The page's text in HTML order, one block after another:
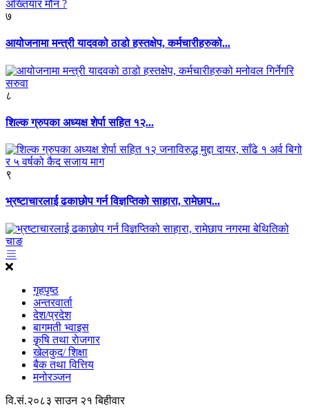
७
आयोजनामा मन्त्री यादवको ठाडो हस्तक्षेप, कर्मचारीहरुको...
८
शिल्क ग्रुपका अध्यक्ष शेर्पा सहित १२...
९
भ्रष्टाचारलाई ढकाछोप गर्न विज्ञप्तिको साहारा, रामेछाप...
गृहपृष्ठ
अन्तरवार्ता
देश/प्रदेश
बागमती भ्वाइस
कृृषि तथा राेजगार
खेलकुद/ शिक्षा
बैक तथा वित्तिय
मनोरञ्जन
वि.सं.२०८३ साउन २१ बिहीवार